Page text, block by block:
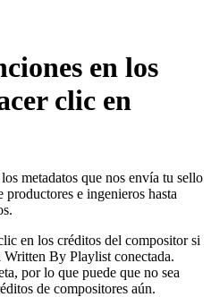
en los
clic en
metadatos que nos envía tu sello
e ingenieros hasta
en los créditos del compositor si
By Playlist conectada.
por lo que puede que no sea
de compositores aún.